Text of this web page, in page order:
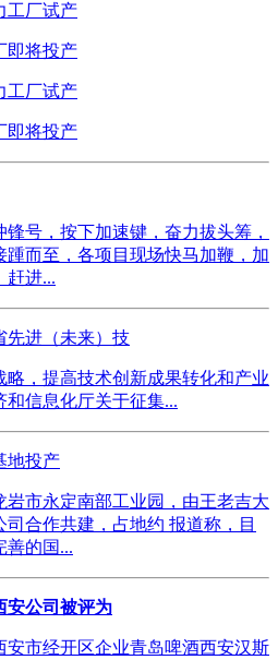
工厂试产
即将投产
工厂试产
即将投产
号，按下加速键，奋力拔头筹，
而至，各项目现场快马加鞭，加
赶进...
先进（未来）技
，提高技术创新成果转化和产业
信息化厅关于征集...
地投产
市永定南部工业园，由王老吉大
合作共建，占地约 报道称，目
善的国...
安公司被评为
市经开区企业青岛啤酒西安汉斯